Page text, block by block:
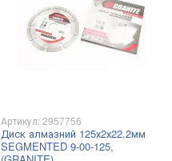
Артикул: 2957756
Диск алмазний 125х2х22.2мм
SEGMENTED 9-00-125,